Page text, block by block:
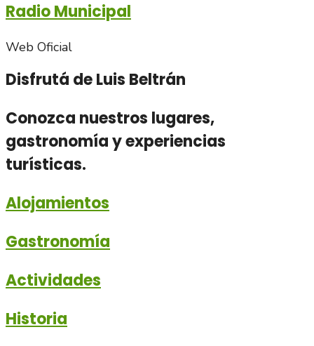
Radio Municipal
Web Oficial
Disfrutá de Luis Beltrán
Conozca nuestros lugares,
gastronomía y experiencias
turísticas.
Alojamientos
Gastronomía
Actividades
Historia